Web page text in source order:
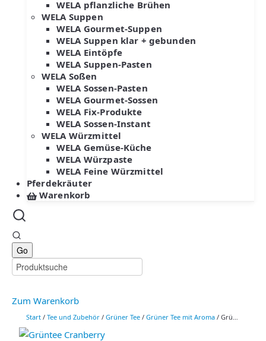
WELA pflanzliche Brühen
WELA Suppen
WELA Gourmet-Suppen
WELA Suppen klar + gebunden
WELA Eintöpfe
WELA Suppen-Pasten
WELA Soßen
WELA Sossen-Pasten
WELA Gourmet-Sossen
WELA Fix-Produkte
WELA Sossen-Instant
WELA Würzmittel
WELA Gemüse-Küche
WELA Würzpaste
WELA Feine Würzmittel
Pferdekräuter
Warenkorb
Zum Warenkorb
Start / Tee und Zubehör / Grüner Tee / Grüner Tee mit Aroma / Grün-Tee Cranberry